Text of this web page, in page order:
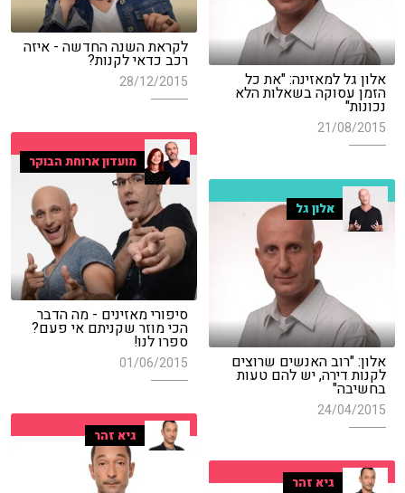
לקראת השנה החדשה - איזה
רכב כדאי לקנות?
28/12/2015 אלון גל למאזינה: "את כל
הזמן עסוקה בשאלות הלא
נכונות"
21/08/2015
מועדון ארוחת הבוקר
סיפורי מאזינים - מה הדבר
הכי מוזר שקניתם אי פעם?
ספרו לנו!
01/06/2015
אלון גל
אלון: "רוב האנשים שרוצים
לקנות דירה, יש להם טעות
בחשיבה"
24/04/2015
גיא זהר
גיא זהר